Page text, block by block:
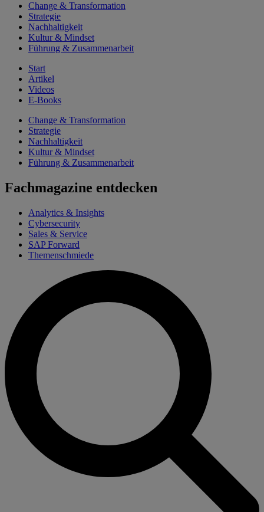
Change & Transformation
Strategie
Nachhaltigkeit
Kultur & Mindset
Führung & Zusammenarbeit
Start
Artikel
Videos
E-Books
Change & Transformation
Strategie
Nachhaltigkeit
Kultur & Mindset
Führung & Zusammenarbeit
Fachmagazine entdecken
Analytics & Insights
Cybersecurity
Sales & Service
SAP Forward
Themenschmiede